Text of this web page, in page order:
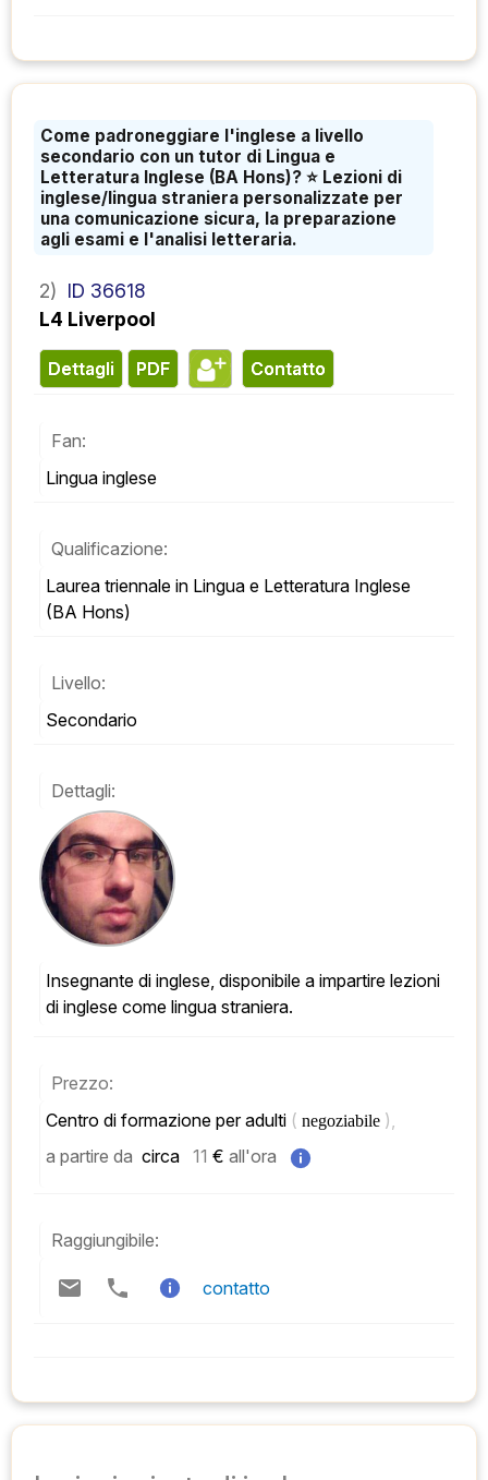
Come padroneggiare l'inglese a livello
secondario con un tutor di Lingua e
Letteratura Inglese (BA Hons)? ⭐️ Lezioni di
inglese/lingua straniera personalizzate per
una comunicazione sicura, la preparazione
agli esami e l'analisi letteraria.
2) ID 36618
L4 Liverpool
Dettagli PDF contatto
Fan:
Lingua inglese
Qualificazione:
Laurea triennale in Lingua e Letteratura Inglese
(BA Hons)
Livello:
Secondario
Dettagli:
Insegnante di inglese, disponibile a impartire lezioni
di inglese come lingua straniera.
Prezzo:
Centro di formazione per adulti ( negoziabile ),
a partire da circa 11 € all'ora
Raggiungibile:
contatto